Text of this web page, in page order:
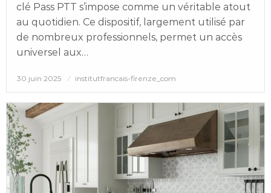
clé Pass PTT s’impose comme un véritable atout
au quotidien. Ce dispositif, largement utilisé par
de nombreux professionnels, permet un accès
universel aux…
Posted
30 juin 2025 institutfrancais-firenze_com